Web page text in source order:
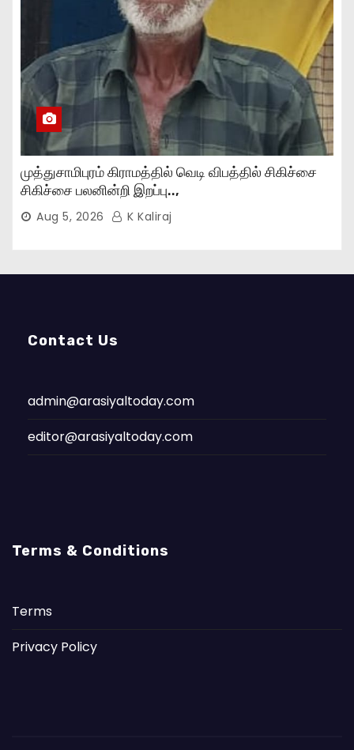
முத்துசாமிபுரம் கிராமத்தில் வெடி விபத்தில் சிகிச்சை
சிகிச்சை பலனின்றி இறப்பு..,
Aug 5, 2026 K Kaliraj
Contact Us
admin@arasiyaltoday.com
editor@arasiyaltoday.com
Terms & Conditions
Terms
Privacy Policy